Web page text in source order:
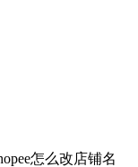
怎么改店铺名